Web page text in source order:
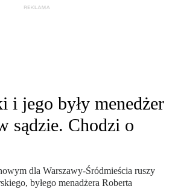
i jego były menedżer
sądzie. Chodzi o
dla Warszawy-Śródmieścia ruszy
byłego menadżera Roberta